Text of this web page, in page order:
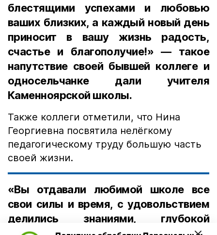
блестящими успехами и любовью
ваших близких, а каждый новый день
приносит в вашу жизнь радость,
счастье и благополучие!» — такое
напутствие своей бывшей коллеге и
односельчанке дали учителя
Каменноярской школы.
Также коллеги отметили, что Нина
Георгиевна посвятила нелёгкому
педагогическому труду большую часть
своей жизни.
«Вы отдавали любимой школе все
свои силы и время, с удовольствием
делились знаниями, глубокой